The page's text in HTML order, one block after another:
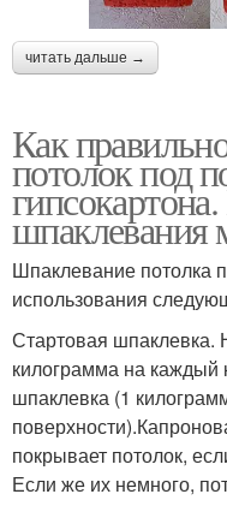
читать дальше →
Как
потолок под
шпаклевания
Шпаклевание потолка
использования
Стартовая шпаклевка.
килограмма на
шпаклевка (1
покрывает потолок,
Если же их немного,